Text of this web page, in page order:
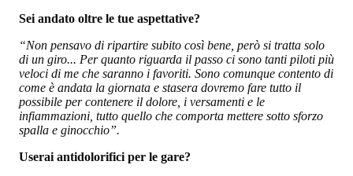
Sei andato oltre le tue aspettative?
“Non pensavo di ripartire subito così bene, però si tratta solo
di un giro... Per quanto riguarda il passo ci sono tanti piloti più
veloci di me che saranno i favoriti. Sono comunque contento di
come è andata la giornata e stasera dovremo fare tutto il
possibile per contenere il dolore, i versamenti e le
infiammazioni, tutto quello che comporta mettere sotto sforzo
spalla e ginocchio”.
Userai antidolorifici per le gare?